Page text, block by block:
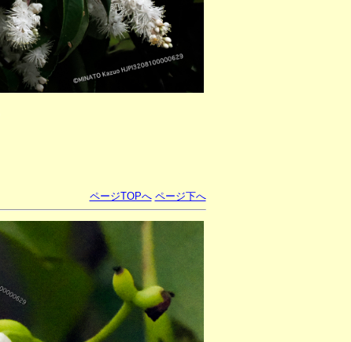
ページTOPへ ページ下へ